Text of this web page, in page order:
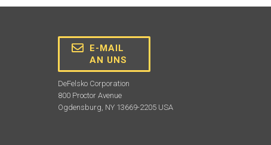
E-MAIL
AN UNS
DeFelsko Corporation
800 Proctor Avenue
Ogdensburg, NY 13669-2205 USA